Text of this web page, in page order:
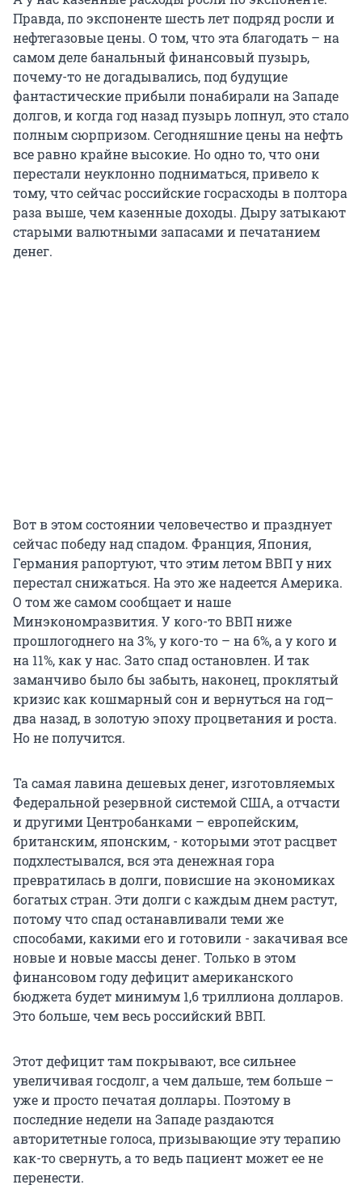
Правда, по экспоненте шесть лет подряд росли и
нефтегазовые цены. О том, что эта благодать – на
самом деле банальный финансовый пузырь,
почему-то не догадывались, под будущие
фантастические прибыли понабирали на Западе
долгов, и когда год назад пузырь лопнул, это стало
полным сюрпризом. Сегодняшние цены на нефть
все равно крайне высокие. Но одно то, что они
перестали неуклонно подниматься, привело к
тому, что сейчас российские госрасходы в полтора
раза выше, чем казенные доходы. Дыру затыкают
старыми валютными запасами и печатанием
денег.
Вот в этом состоянии человечество и празднует
сейчас победу над спадом. Франция, Япония,
Германия рапортуют, что этим летом ВВП у них
перестал снижаться. На это же надеется Америка.
О том же самом сообщает и наше
Минэкономразвития. У кого-то ВВП ниже
прошлогоднего на 3%, у кого-то – на 6%, а у кого и
на 11%, как у нас. Зато спад остановлен. И так
заманчиво было бы забыть, наконец, проклятый
кризис как кошмарный сон и вернуться на год–
два назад, в золотую эпоху процветания и роста.
Но не получится.
Та самая лавина дешевых денег, изготовляемых
Федеральной резервной системой США, а отчасти
и другими Центробанками – европейским,
британским, японским, - которыми этот расцвет
подхлестывался, вся эта денежная гора
превратилась в долги, повисшие на экономиках
богатых стран. Эти долги с каждым днем растут,
потому что спад останавливали теми же
способами, какими его и готовили - закачивая все
новые и новые массы денег. Только в этом
финансовом году дефицит американского
бюджета будет минимум 1,6 триллиона долларов.
Это больше, чем весь российский ВВП.
Этот дефицит там покрывают, все сильнее
увеличивая госдолг, а чем дальше, тем больше –
уже и просто печатая доллары. Поэтому в
последние недели на Западе раздаются
авторитетные голоса, призывающие эту терапию
как-то свернуть, а то ведь пациент может ее не
перенести.